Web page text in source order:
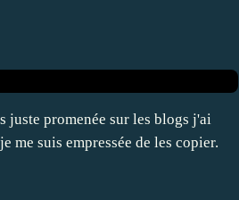
juste promenée sur les blogs j'ai
me suis empressée de les copier.